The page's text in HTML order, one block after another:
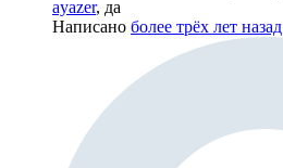
ayazer, да
Написано более трёх лет назад